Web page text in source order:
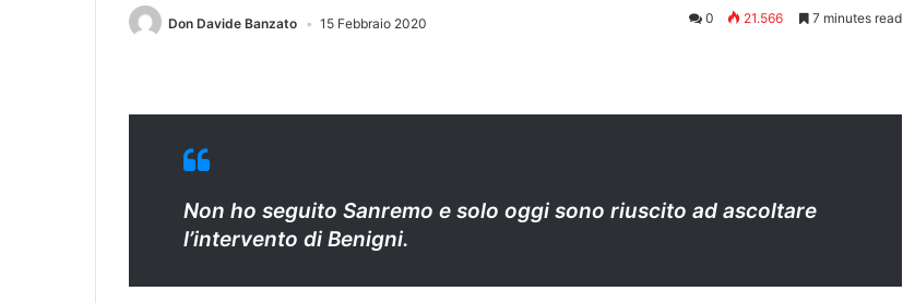
Don Davide Banzato 15 Febbraio 2020 0 21.566 7 minutes read
Non ho seguito Sanremo e solo oggi sono riuscito ad ascoltare
l’intervento di Benigni.